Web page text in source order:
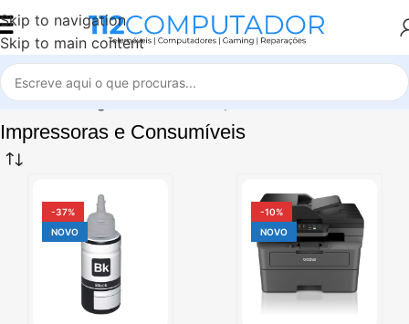
Skip to navigation
Skip to main content
Início Tecnologia Informática Impressoras e Consumíveis
Impressoras e Consumíveis
-37%
NOVO
-10%
NOVO